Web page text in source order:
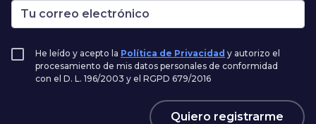
He leído y acepto la Política de Privacidad y autorizo el
procesamiento de mis datos personales de conformidad
con el D. L. 196/2003 y el RGPD 679/2016
Quiero registrarme